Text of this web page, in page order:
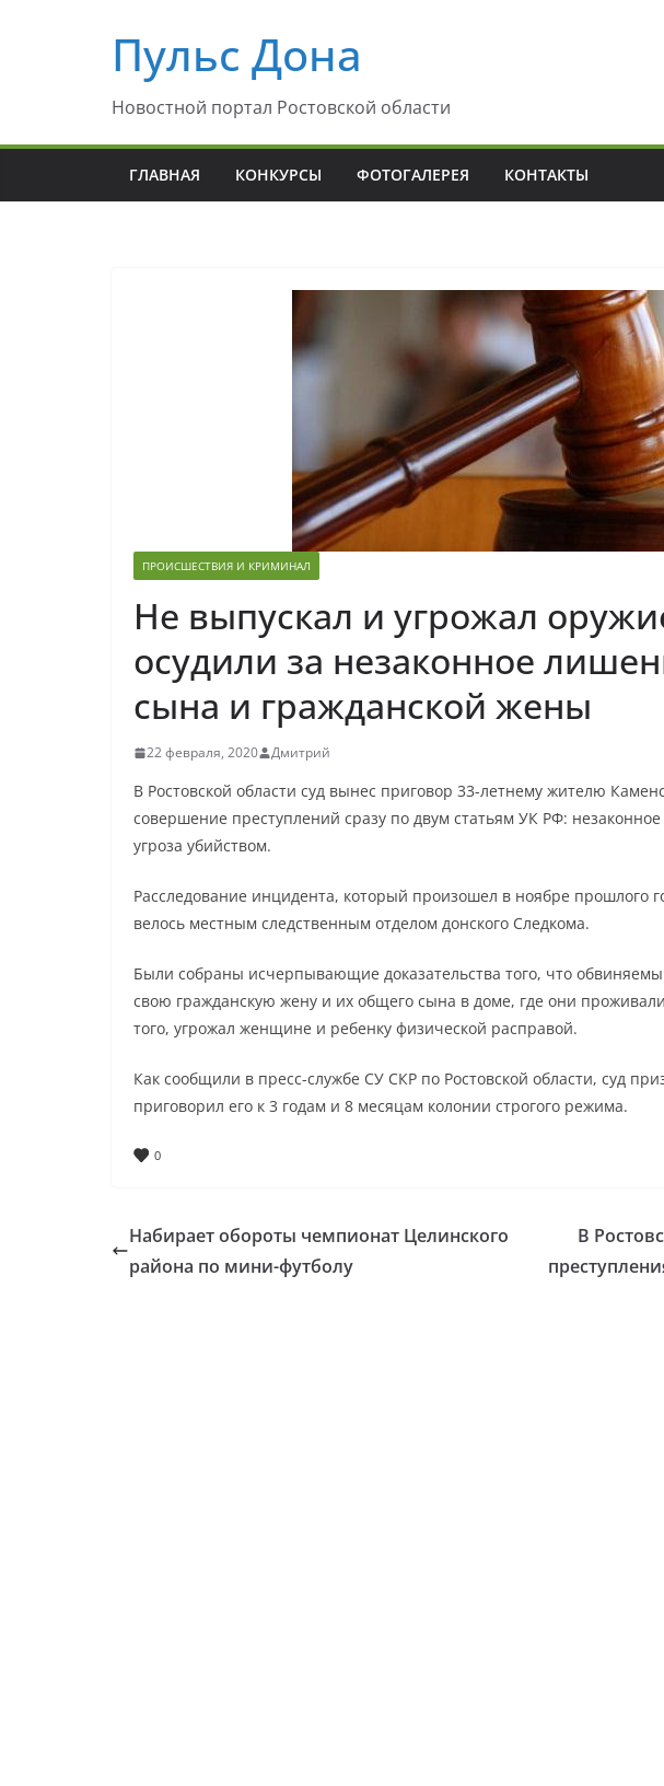
содержимомуПульс Дона
Новостной портал Ростовской области
ГЛАВНАЯ КОНКУРСЫ ФОТОГАЛЕРЕЯ КОНТАКТЫ
ПРОИСШЕСТВИЯ И КРИМИНАЛ
Не выпускал и угрожал
осудили за незаконное
сына и гражданской жены
22 февраля, 2020 Дмитрий
В Ростовской области суд вынес приговор 33-летнему жителю
совершение преступлений сразу по двум статьям УК РФ:
угроза убийством.
Расследование инцидента, который произошел в ноябре прошлого
велось местным следственным отделом донского Следкома.
Были собраны исчерпывающие доказательства того, что
свою гражданскую жену и их общего сына в доме, где они
того, угрожал женщине и ребенку физической расправой.
Как сообщили в пресс-службе СУ СКР по Ростовской области, суд
приговорил его к 3 годам и 8 месяцам колонии строгого режима.
0
Набирает обороты чемпионат Целинского
района по мини-футболу
В